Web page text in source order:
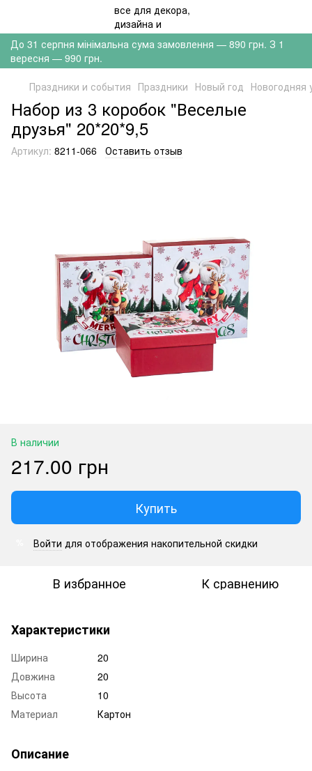
До 31 серпня мінімальна сума замовлення — 890 грн. З 1
вересня — 990 грн.
Праздники и события Праздники Новый год Новогодняя
Набор из 3 коробок "Веселые
друзья" 20*20*9,5
Артикул: 8211-066 Оставить отзыв
В наличии
217.00 грн
Купить
Войти для отображения накопительной скидки
В избранное К сравнению
Характеристики
Ширина
20
Довжина
20
Высота
10
Материал
Картон
Описание